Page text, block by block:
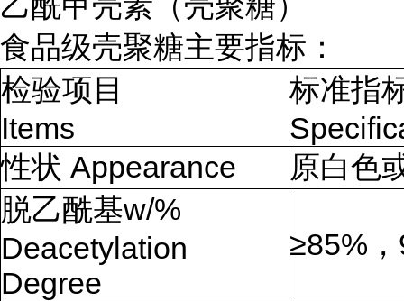
食品级壳聚糖主要指标：
检验项目
Items
标准指
性状 Appearance
原白色
脱乙酰基w/%
Deacetylation
Degree
≥85%